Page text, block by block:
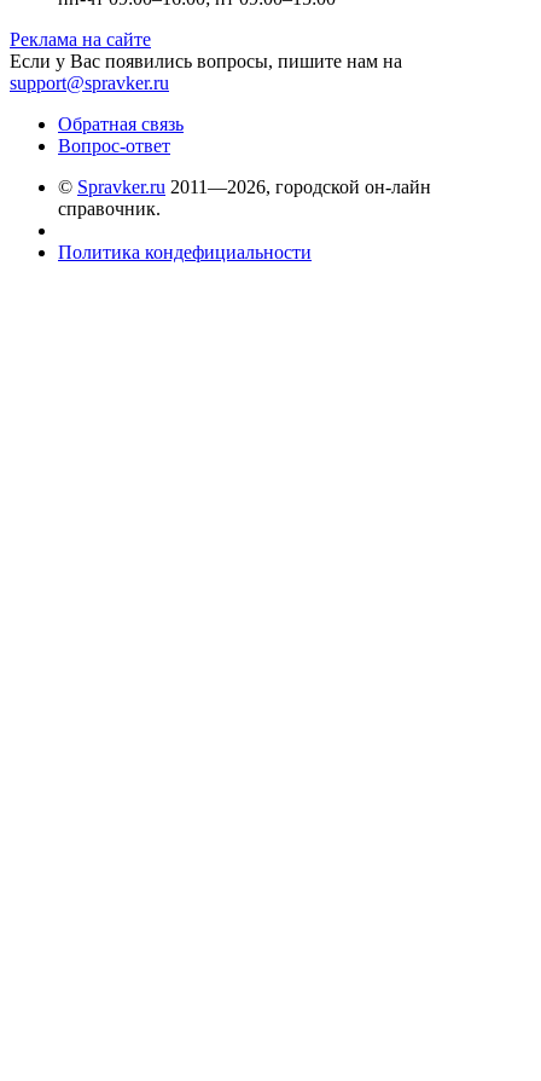
Реклама на сайте
Если у Вас появились вопросы, пишите нам на
support@spravker.ru
Обратная связь
Вопрос-ответ
© Spravker.ru 2011—2026, городской он-лайн
справочник.
Политика кондефициальности